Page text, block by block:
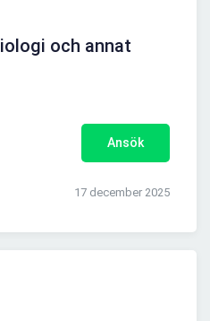
och annat
Ansök
17 december 2025